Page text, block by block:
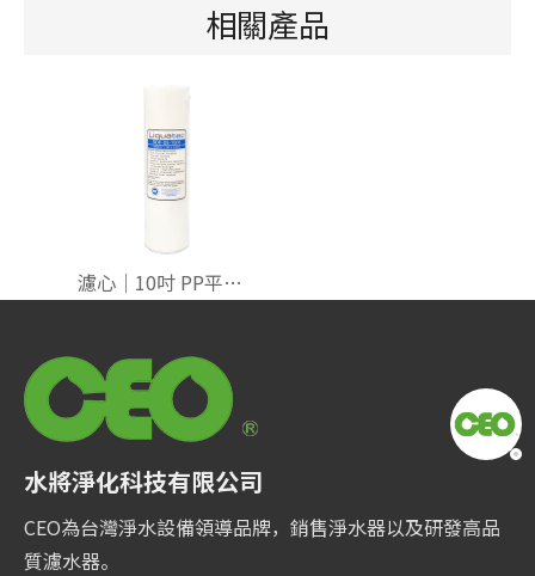
相關產品
濾心｜10吋 PP平面 5U 美國【Liquatec】NSF
水將淨化科技有限公司
CEO為台灣淨水設備領導品牌，銷售淨水器以及研發高品
質濾水器。